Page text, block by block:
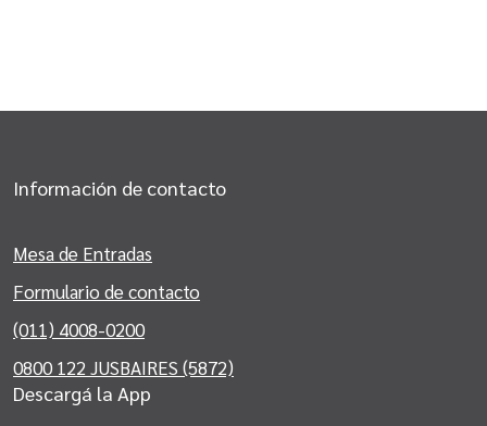
Información de contacto
Mesa de Entradas
Formulario de contacto
(011) 4008-0200
0800 122 JUSBAIRES (5872)
Descargá la App